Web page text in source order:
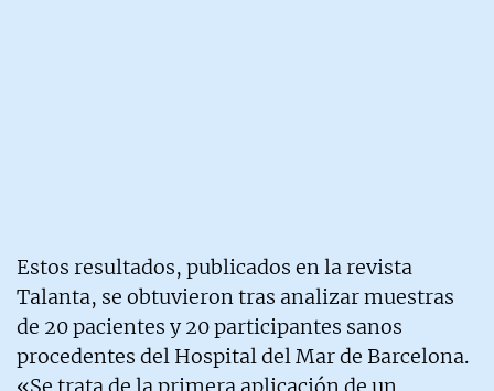
Estos resultados, publicados en la revista
Talanta, se obtuvieron tras analizar muestras
de 20 pacientes y 20 participantes sanos
procedentes del Hospital del Mar de Barcelona.
«Se trata de la primera aplicación de un